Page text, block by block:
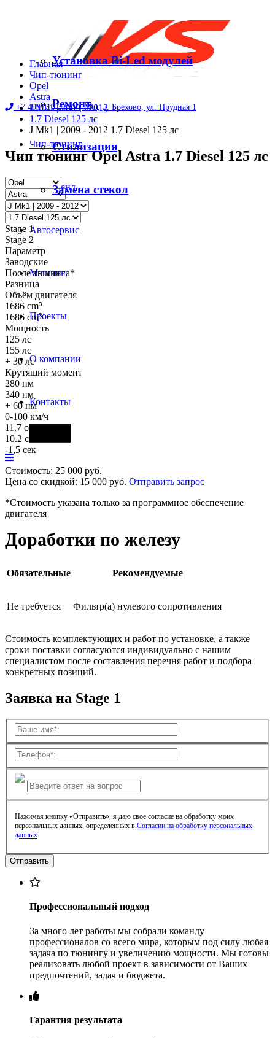
+7 499 110 31 27 |МО, д. Брехово, ул. Прудная 1
Чип-тюнинг
Диностенд
Автосервис
Магазин
Проекты
О компании
Контакты
Установка Bi-Led модулей
Ремонт
Стилизация
Замена стекол
Главная
Чип-тюнинг
Opel
Astra
J Mk1 | 2009 - 2012
1.7 Diesel 125 лс
J Mk1 | 2009 - 2012 1.7 Diesel 125 лс
Чип тюнинг Opel Astra 1.7 Diesel 125 лс
Stage 1
Stage 2
Параметр
Заводские
После тюнинга*
Разница
Объём двигателя
1686 cm³
1686 cm³
Мощность
125 лс
155 лс
+ 30 лс
Крутящий момент
280 нм
340 нм
+ 60 нм
0-100 км/ч
11.7 сек
10.2 сек
-1,5 сек
Стоимость: 25 000руб.
Цена со скидкой: 15 000 руб. Отправить запрос
*Стоимость указана только за программное обеспечение
двигателя
Доработки по железу
Обязательные Рекомендуемые
Не требуется Фильтр(а) нулевого сопротивления
Стоимость комплектующих и работ по установке, а также
сроки поставки согласуются индивидуально с нашим
специалистом после составления перечня работ и подбора
конкретных позиций.
Заявка на Stage 1
Нажимая кнопку «Отправить», я даю свое согласие на обработку моих
персональных данных, определенных в Согласии на обработку персональных
данных.
Профессиональный подход
За много лет работы мы собрали команду
профессионалов со всего мира, которым под силу любая
задача по тюнингу и увеличению мощности. Мы готовы
реализовать любой проект в зависимости от Ваших
предпочтений, задач и бюджета.
Гарантия результата